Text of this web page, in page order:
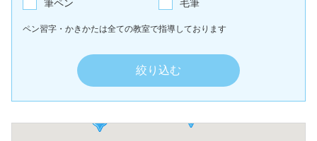
筆ペン 毛筆
ペン習字・かきかたは全ての教室で指導しております